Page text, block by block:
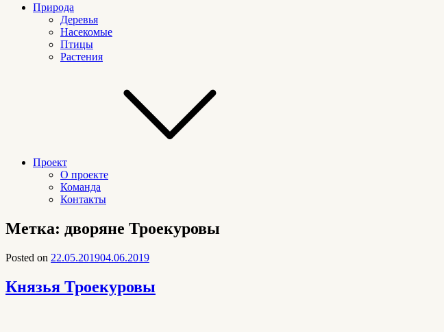
Природа
Деревья
Насекомые
Птицы
Растения
Проект
О проекте
Команда
Контакты
Метка: дворяне Троекуровы
Posted on 22.05.201904.06.2019
Князья Троекуровы